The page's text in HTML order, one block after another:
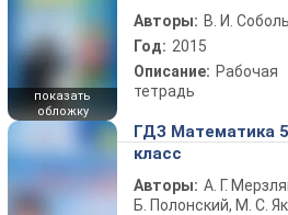
показать
обложку
Авторы: В. И.
Год: 2015
Описание: Рабочая
тетрадь
ГДЗ Математика 5
класс
Авторы: А. Г.
Б. Полонский, М. С.